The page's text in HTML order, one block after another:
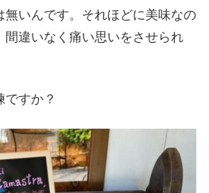
無いんです。それほどに美味なの
間違いなく痛い思いをさせられ
ですか？